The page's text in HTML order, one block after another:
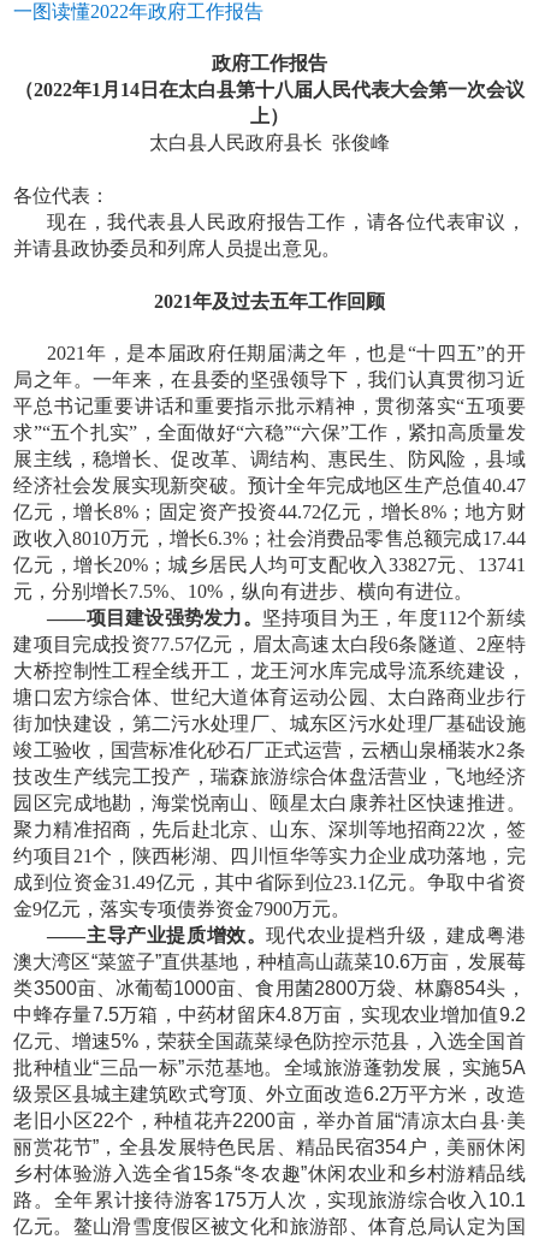
一图读懂2022年政府工作报告
政府工作报告
（2022年1月14日在太白县第十八届人民代表大会第一次会议
上）
太白县人民政府县长 张俊峰
各位代表：
现在，我代表县人民政府报告工作，请各位代表审议，
并请县政协委员和列席人员提出意见。
2021年及过去五年工作回顾
2021年，是本届政府任期届满之年，也是“十四五”的开
局之年。一年来，在县委的坚强领导下，我们认真贯彻习近
平总书记重要讲话和重要指示批示精神，贯彻落实“五项要
求”“五个扎实”，全面做好“六稳”“六保”工作，紧扣高质量发
展主线，稳增长、促改革、调结构、惠民生、防风险，县域
经济社会发展实现新突破。预计全年完成地区生产总值40.47
亿元，增长8%；固定资产投资44.72亿元，增长8%；地方财
政收入8010万元，增长6.3%；社会消费品零售总额完成17.44
亿元，增长20%；城乡居民人均可支配收入33827元、13741
元，分别增长7.5%、10%，纵向有进步、横向有进位。
——项目建设强势发力。 坚持项目为王，年度112个新续
建项目完成投资77.57亿元，眉太高速太白段6条隧道、2座特
大桥控制性工程全线开工，龙王河水库完成导流系统建设，
塘口宏方综合体、世纪大道体育运动公园、太白路商业步行
街加快建设，第二污水处理厂、城东区污水处理厂基础设施
竣工验收，国营标准化砂石厂正式运营，云栖山泉桶装水2条
技改生产线完工投产，瑞森旅游综合体盘活营业，飞地经济
园区完成地勘，海棠悦南山、颐星太白康养社区快速推进。
聚力精准招商，先后赴北京、山东、深圳等地招商22次，签
约项目21个，陕西彬湖、四川恒华等实力企业成功落地，完
成到位资金31.49亿元，其中省际到位23.1亿元。争取中省资
金9亿元，落实专项债券资金7900万元。
——主导产业提质增效。现代农业提档升级，建成粤港
澳大湾区“菜篮子”直供基地，种植高山蔬菜10.6万亩，发展莓
类3500亩、冰葡萄1000亩、食用菌2800万袋、林麝854头，
中蜂存量7.5万箱，中药材留床4.8万亩，实现农业增加值9.2
亿元、增速5%，荣获全国蔬菜绿色防控示范县，入选全国首
批种植业“三品一标”示范基地。全域旅游蓬勃发展，实施5A
级景区县城主建筑欧式穹顶、外立面改造6.2万平方米，改造
老旧小区22个，种植花卉2200亩，举办首届“清凉太白县·美
丽赏花节”，全县发展特色民居、精品民宿354户，美丽休闲
乡村体验游入选全省15条“冬农趣”休闲农业和乡村游精品线
路。全年累计接待游客175万人次，实现旅游综合收入10.1
亿元。鳌山滑雪度假区被文化和旅游部、体育总局认定为国